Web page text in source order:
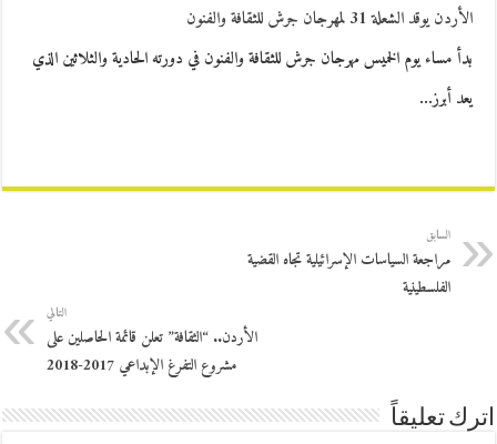
الأردن يوقد الشعلة 31 لمهرجان جرش للثقافة والفنون
بدأ مساء يوم الخميس مهرجان جرش للثقافة والفنون في دورته الحادية والثلاثين الذي
يعد أبرز…
السابق
مراجعة السياسات الإسرائيلية تجاه القضية
الفلسطينية
التالي
الأردن.. “الثقافة” تعلن قائمة الحاصلين على
مشروع التفرغ الإبداعي 2017-2018
اترك تعليقاً